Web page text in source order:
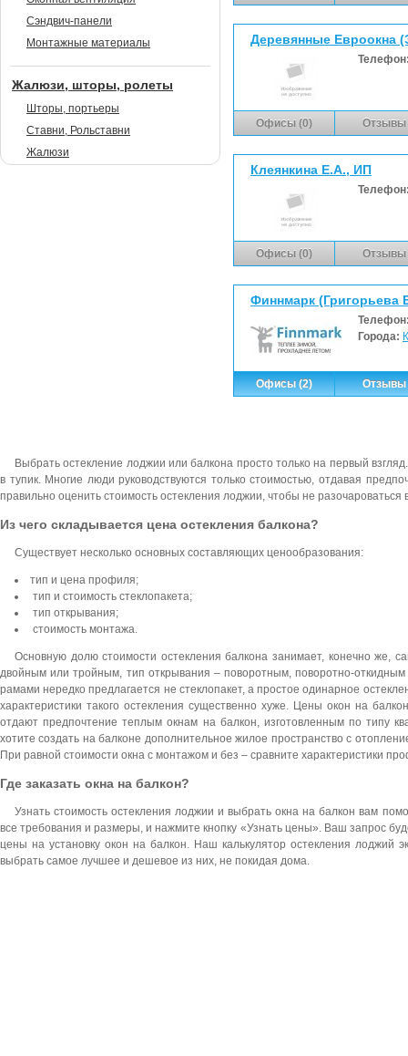
Деревянные Евроокна
Офисы (0) Отзывы
Клеянкина Е.А., ИП
Офисы (0) Отзывы
Финнмарк (Григорьева
Города:
Офисы (2) Отзывы
Сэндвич-панели
Монтажные материалы
Жалюзи, шторы, ролеты
Шторы, портьеры
Ставни, Рольставни
Жалюзи
Выбрать остекление лоджии или балкона просто только на первый
в тупик. Многие люди руководствуются только стоимостью, отдавая
правильно оценить стоимость остекления лоджии, чтобы не
Из чего складывается цена остекления балкона?
Существует несколько основных составляющих ценообразования:
тип и цена профиля;
тип и стоимость стеклопакета;
тип открывания;
стоимость монтажа.
Основную долю стоимости остекления балкона занимает, конечно
двойным или тройным, тип открывания – поворотным, поворотно-
рамами нередко предлагается не стеклопакет, а простое одинарное
характеристики такого остекления существенно хуже. Цены окон на
отдают предпочтение теплым окнам на балкон, изготовленным по типу
хотите создать на балконе дополнительное жилое пространство с
При равной стоимости окна с монтажом и без – сравните характеристики
Где заказать окна на балкон?
Узнать стоимость остекления лоджии и выбрать окна на балкон вам
все требования и размеры, и нажмите кнопку «Узнать цены». Ваш запрос
цены на установку окон на балкон. Наш калькулятор остекления лоджий
выбрать самое лучшее и дешевое из них, не покидая дома.